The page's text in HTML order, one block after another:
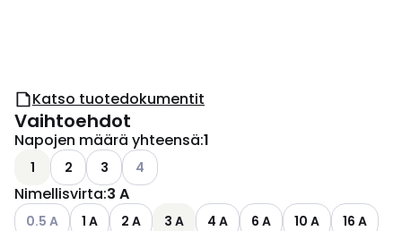
Katso tuotedokumentit
Vaihtoehdot
Napojen määrä yhteensä:1
1 2 3 Katso käytettävissä olevat vaihtoehdot
4
Nimellisvirta:3 A
Katso käytettävissä olevat vaihtoehdot
0.5 A 1 A 2 A 3 A 4 A 6 A 10 A
16 A